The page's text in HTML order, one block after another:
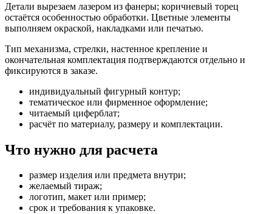
Детали вырезаем лазером из фанеры; коричневый торец
остаётся особенностью обработки. Цветные элементы
выполняем окраской, накладками или печатью.
Тип механизма, стрелки, настенное крепление и
окончательная комплектация подтверждаются отдельно и
фиксируются в заказе.
индивидуальный фигурный контур;
тематическое или фирменное оформление;
читаемый циферблат;
расчёт по материалу, размеру и комплектации.
Что нужно для расчета
размер изделия или предмета внутри;
желаемый тираж;
логотип, макет или пример;
срок и требования к упаковке.